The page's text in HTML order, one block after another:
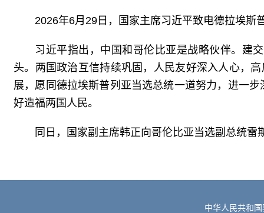
2026年6月29日，国家主席习近平致电德拉埃斯
习近平指出，中国和哥伦比亚是战略伙伴。建
头。两国政治互信持续巩固，人民友好深入人心，
展，愿同德拉埃斯普列亚当选总统一道努力，进一
好造福两国人民。
同日，国家副主席韩正向哥伦比亚当选副总统雷
中华人民共和